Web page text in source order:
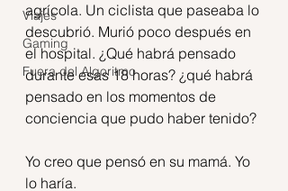
Viajes
Gaming
Fuera del Algoritmo
agrícola. Un ciclista que paseaba lo
descubrió. Murió poco después en
el hospital. ¿Qué habrá pensado
durante esas 18 horas? ¿qué habrá
pensado en los momentos de
conciencia que pudo haber tenido?
Yo creo que pensó en su mamá. Yo
lo haría.